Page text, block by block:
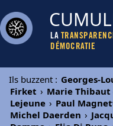
LA
DÉMOCRATIE
Ils buzzent : Georges-
Firket › Marie Thibaut
Lejeune › Paul
Michel Daerden ›